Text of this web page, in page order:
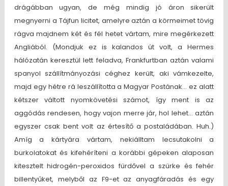
drágábban ugyan, de még mindig jó áron sikerült
megnyerni a Tájfun licitet, amelyre aztán a körmeimet tövig
rágva majdnem két és fél hetet vártam, mire megérkezett
Angliából. (Mondjuk ez is kalandos út volt, a Hermes
hálózatán keresztül lett feladva, Frankfurtban aztán valami
spanyol szállítmányozási céghez került, aki vámkezelte,
majd egy hétre rá leszállította a Magyar Postának… ez alatt
kétszer váltott nyomkövetési számot, így ment is az
aggódás rendesen, hogy vajon merre jár, hol lehet… aztán
egyszer csak bent volt az értesítő a postaládában. Huh.)
Amíg a kártyára vártam, nekiálltam lecsutakolni a
burkolatokat és kifehéríteni a korábbi gépeken alaposan
kitesztelt hidrogén-peroxidos fürdővel a szürke és fehér
billentyűket, melyből az F9-et az anyagfáradás és egy